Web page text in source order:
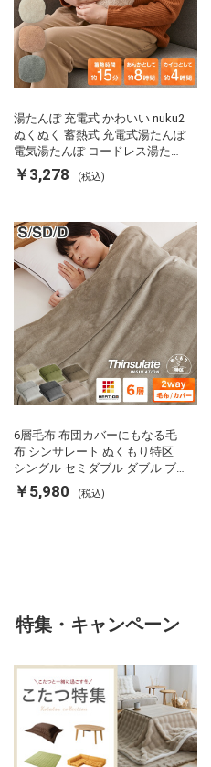
湯たんぽ 充電式 かわいい nuku2
ぬくぬく 蓄熱式 充電式湯たんぽ
電気湯たんぽ コードレス湯たん
ぽ エコ 節電 節約 省エネ 充電式
エコ電気あんか EWT-2143 スリ
￥3,278 (税込)
6層毛布 布団カバーにもなる毛
布 シンサレート ぬくもり特区
シングル セミダブル ダブル ブ
ランケット 掛け布団カバー フラ
ンネル 保温 蓄熱 吸湿 発熱 断熱
￥5,980 (税込)
特集・キャンペーン